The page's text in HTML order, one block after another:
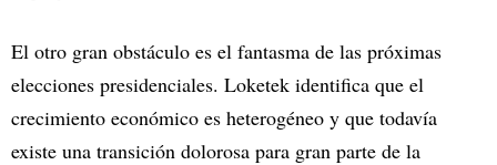
El otro gran obstáculo es el fantasma de las próximas
elecciones presidenciales. Loketek identifica que el
crecimiento económico es heterogéneo y que todavía
existe una transición dolorosa para gran parte de la